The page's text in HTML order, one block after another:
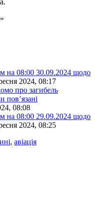
на 08:00 30.09.2024 щодо
2024, 08:17
про загибель
пов’язані
08:08
на 08:00 29.09.2024 щодо
2024, 08:25
, авіація